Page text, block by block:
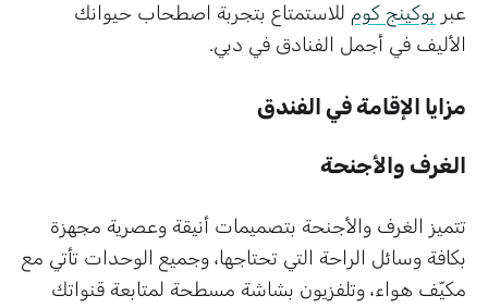
عبر بوكينج كوم للاستمتاع بتجربة اصطحاب حيوانك
الأليف في أجمل الفنادق في دبي.
مزايا الإقامة في الفندق
الغرف والأجنحة
تتميز الغرف والأجنحة بتصميمات أنيقة وعصرية مجهزة
بكافة وسائل الراحة التي تحتاجها، وجميع الوحدات تأتي مع
مكيّف هواء، وتلفزيون بشاشة مسطحة لمتابعة قنواتك